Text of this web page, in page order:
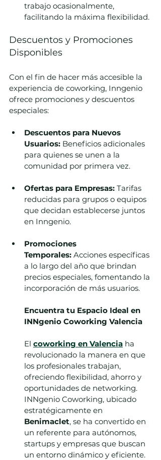
trabajo ocasionalmente,
facilitando la máxima flexibilidad.
Descuentos y Promociones
Disponibles
Con el fin de hacer más accesible la
experiencia de coworking, Inngenio
ofrece promociones y descuentos
especiales:
Descuentos para Nuevos
Usuarios: Beneficios adicionales
para quienes se unen a la
comunidad por primera vez.
Ofertas para Empresas: Tarifas
reducidas para grupos o equipos
que decidan establecerse juntos
en Inngenio.
Promociones
Temporales: Acciones específicas
a lo largo del año que brindan
precios especiales, fomentando la
incorporación de más usuarios.
Encuentra tu Espacio Ideal en
INNgenio Coworking Valencia
El coworking en Valencia ha
revolucionado la manera en que
los profesionales trabajan,
ofreciendo flexibilidad, ahorro y
oportunidades de networking.
INNgenio Coworking, ubicado
estratégicamente en
Benimaclet, se ha convertido en
un referente para autónomos,
startups y empresas que buscan
un entorno dinámico y eficiente.